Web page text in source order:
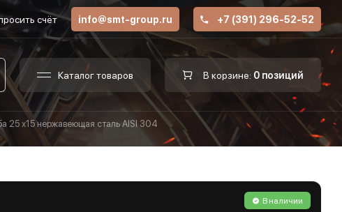
счёт info@smt-group.ru +7 (391) 296-52-52
Каталог товаров В корзине: 0 позиций
25 х15 нержавеющая сталь AISI 304
В наличии